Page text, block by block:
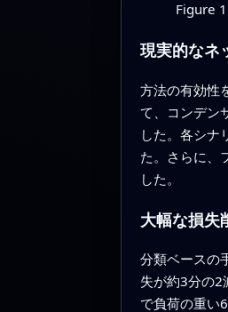
Figure
現実的なネ
方法の有効性
て、コンデン
した。各シナ
た。さらに、
した。
大幅な損失
分類ベースの
失が約3分の2
で負荷の重い